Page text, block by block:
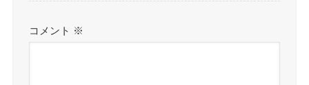
コメント ※